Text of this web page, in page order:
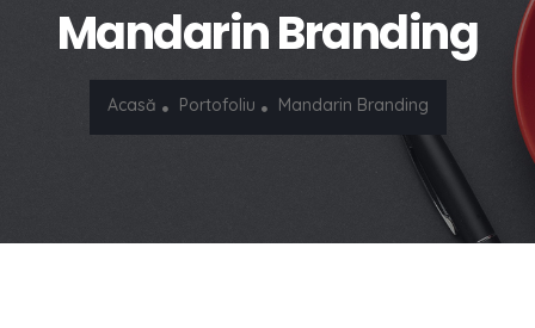
Mandarin Branding
Acasă Portofoliu Mandarin Branding